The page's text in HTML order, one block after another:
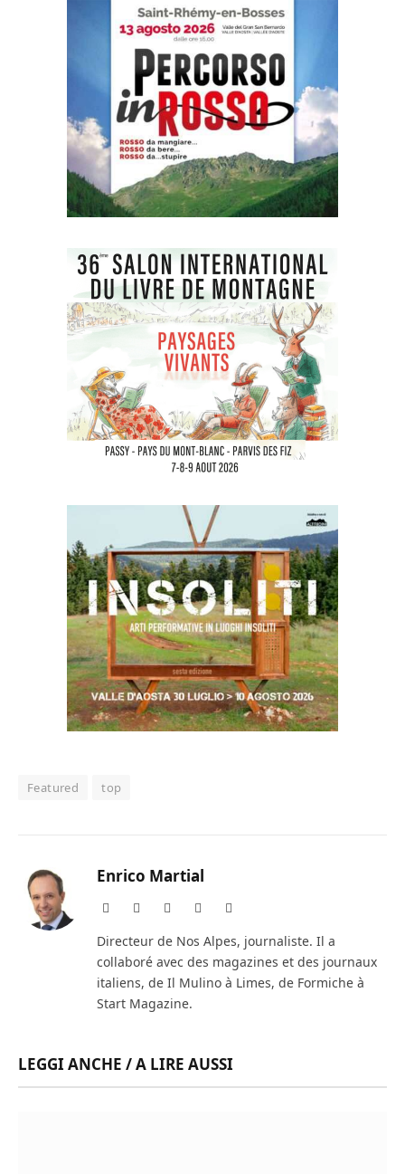
Featured top
Enrico Martial
Website Facebook Instagram
Directeur de Nos Alpes, journaliste. Il a
collaboré avec des magazines et des journaux
italiens, de Il Mulino à Limes, de Formiche à
Start Magazine.
LEGGI ANCHE / A LIRE AUSSI